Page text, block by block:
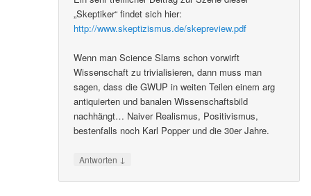
„Skeptiker“ findet sich hier:
http://www.skeptizismus.de/skepreview.pdf
Wenn man Science Slams schon vorwirft
Wissenschaft zu trivialisieren, dann muss man
sagen, dass die GWUP in weiten Teilen einem arg
antiquierten und banalen Wissenschaftsbild
nachhängt… Naiver Realismus, Positivismus,
bestenfalls noch Karl Popper und die 30er Jahre.
Antworten ↓